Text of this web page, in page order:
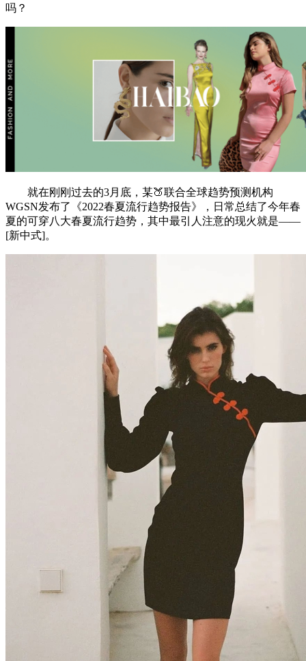
吗？
就在刚刚过去的3月底，某🍑联合全球趋势预测机构
WGSN发布了《2022春夏流行趋势报告》，日常总结了今年春
夏的可穿八大春夏流行趋势，其中最引人注意的现火就是——
[新中式]。